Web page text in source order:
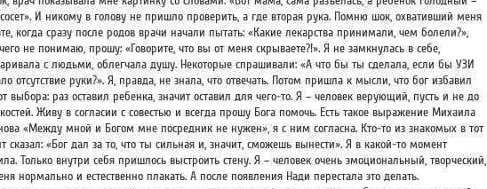
И никому в голову не пришло проверить, а где вторая рука. Помню шок, охвативший меня
когда сразу после родов врачи начали пытать: «Какие лекарства принимали, чем болели?»,
не понимаю, прошу: «Говорите, что вы от меня скрываете?!». Я не замкнулась в себе,
с людьми, облегчала душу. Некоторые спрашивали: «А что бы ты сделала, если бы УЗИ
отсутствие руки?». Я, правда, не знала, что отвечать. Потом пришла к мысли, что бог избавил
выбора: раз оставил ребенка, значит оставил для чего-то. Я – человек верующий, пусть и не до
Живу в согласии с совестью и всегда прошу Бога помочь. Есть такое выражение Михаила
«Между мной и Богом мне посредник не нужен», я с ним согласна. Кто-то из знакомых в тот
сказал: «Бог дал за то, что ты сильная и, значит, сможешь вынести». Я в какой-то момент
Только внутри себя пришлось выстроить стену. Я – человек очень эмоциональный, творческий,
нормально и естественно плакать. А после появления Нади перестала это делать.